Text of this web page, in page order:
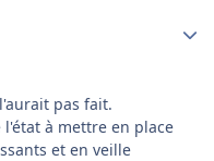
pas fait.
l'état à mettre en place
et en veille